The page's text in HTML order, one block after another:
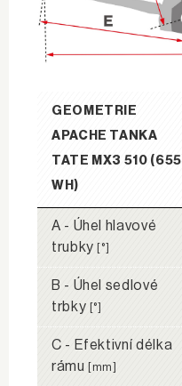
GEOMETRIE
APACHE TANKA
TATE MX3 510 (655
WH)
A - Úhel hlavové
trubky [°]
B - Úhel sedlové
trbky
[°]
C - Efektivní délka
rámu [mm]